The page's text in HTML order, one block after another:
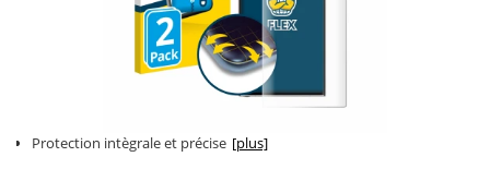
Protection intègrale et précise [plus]